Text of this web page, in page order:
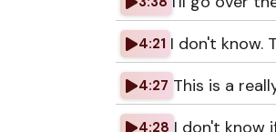
4:21 I don't know.
4:27 This is a
4:28 I don't know